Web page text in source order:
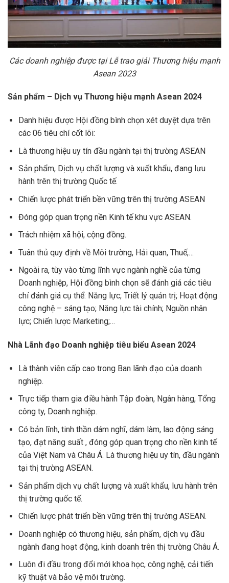
Các doanh nghiệp được tại Lễ trao giải Thương hiệu mạnh
Asean 2023
Sản phẩm – Dịch vụ Thương hiệu mạnh Asean 2024
Danh hiệu được Hội đồng bình chọn xét duyệt dựa trên
các 06 tiêu chí cốt lõi:
Là thương hiệu uy tín đầu ngành tại thị trường ASEAN
Sản phẩm, Dịch vụ chất lượng và xuất khẩu, đang lưu
hành trên thị trường Quốc tế.
Chiến lược phát triển bền vững trên thị trường ASEAN
Đóng góp quan trọng nền Kinh tế khu vực ASEAN.
Trách nhiệm xã hội, cộng đồng.
Tuân thủ quy định về Môi trường, Hải quan, Thuế,…
Ngoài ra, tùy vào từng lĩnh vực ngành nghề của từng
Doanh nghiệp, Hội đồng bình chọn sẽ đánh giá các tiêu
chí đánh giá cụ thể: Năng lực; Triết lý quản trị; Hoạt động
công nghệ – sáng tạo; Năng lực tài chính; Nguồn nhân
lực; Chiến lược Marketing;…
Nhà Lãnh đạo Doanh nghiệp tiêu biểu Asean 2024
Là thành viên cấp cao trong Ban lãnh đạo của doanh
nghiệp.
Trực tiếp tham gia điều hành Tập đoàn, Ngân hàng, Tổng
công ty, Doanh nghiệp.
Có bản lĩnh, tinh thần dám nghĩ, dám làm, lao động sáng
tạo, đạt năng suất , đóng góp quan trọng cho nền kinh tế
của Việt Nam và Châu Á. Là thương hiệu uy tín, đầu ngành
tại thị trường ASEAN.
Sản phẩm dịch vụ chất lượng và xuất khẩu, lưu hành trên
thị trường quốc tế.
Chiến lược phát triển bền vững trên thị trường ASEAN.
Doanh nghiệp có thương hiệu, sản phẩm, dịch vụ đầu
ngành đang hoạt động, kinh doanh trên thị trường Châu Á.
Luôn đi đầu trong đổi mới khoa học, công nghệ, cải tiến
kỹ thuật và bảo vệ môi trường.